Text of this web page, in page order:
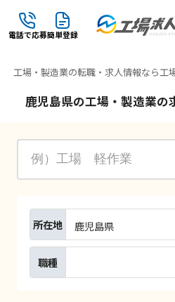
電話で応募簡単登録
工場・製造業の転職・求人情報なら工
鹿児島県の工場・製造業の
所在地 鹿児島県
職種